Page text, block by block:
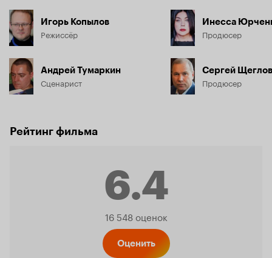
Игорь Копылов
Режиссёр
Андрей Тумаркин
Сценарист
Инесса
Продюсер
Сергей Щеглов
Продюсер
Рейтинг фильма
6.4
Рейтинг
16 548 оценок
Оценить